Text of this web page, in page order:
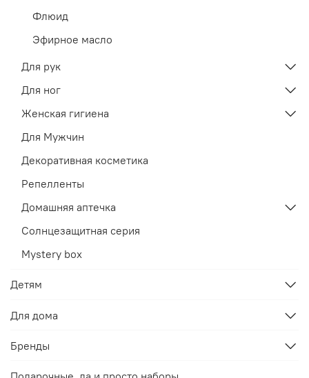
Флюид
Эфирное масло
Для рук
Для ног
Женская гигиена
Для Мужчин
Декоративная косметика
Репелленты
Домашняя аптечка
Солнцезащитная серия
Mystery box
Детям
Для дома
Бренды